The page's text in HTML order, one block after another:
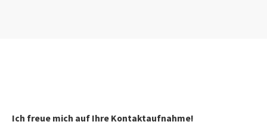
Ich freue mich auf Ihre Kontaktaufnahme!